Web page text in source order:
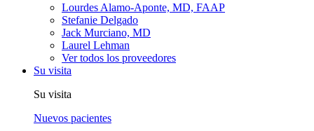
Lourdes Alamo-Aponte, MD, FAAP
Stefanie Delgado
Jack Murciano, MD
Laurel Lehman
Ver todos los proveedores
Su visita
Su visita
Nuevos pacientes